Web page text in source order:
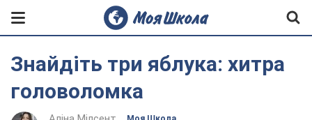
Знайдіть три яблука: хитра
головоломка